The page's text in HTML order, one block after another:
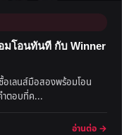
มโอนทันที กับ Winner
เลนส์มือสองพร้อมโอน
ำตอบที่ค...
อ่านต่อ →